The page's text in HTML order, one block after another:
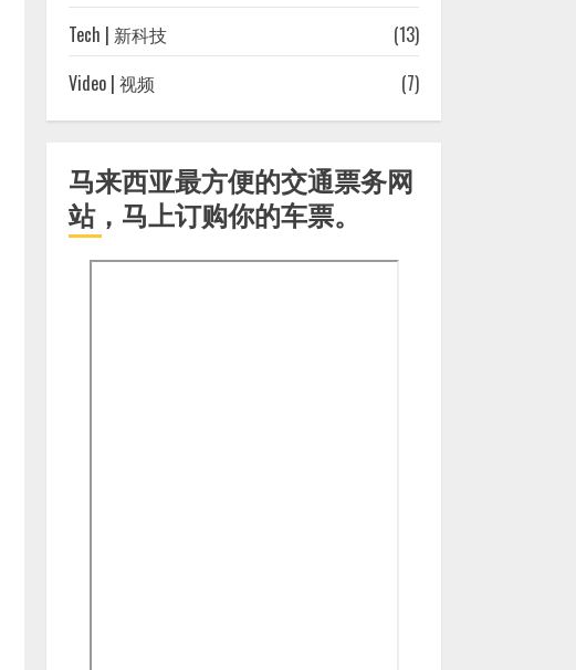
Tech | 新科技
(13)
Video | 视频
(7)
马来西亚最方便的交通票务网
站，马上订购你的车票。